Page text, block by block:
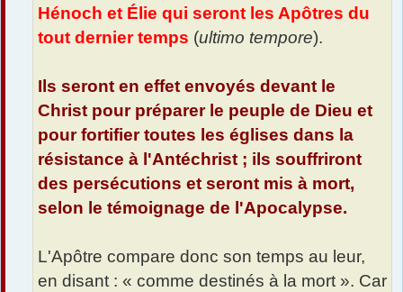
Hénoch et Élie qui seront les Apôtres du
tout dernier temps (ultimo tempore).
Ils seront en effet envoyés devant le
Christ pour préparer le peuple de Dieu et
pour fortifier toutes les églises dans la
résistance à l'Antéchrist ; ils souffriront
des persécutions et seront mis à mort,
selon le témoignage de l'Apocalypse.
L'Apôtre compare donc son temps au leur,
en disant : « comme destinés à la mort ». Car